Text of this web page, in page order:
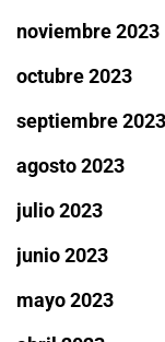
noviembre 2023
octubre 2023
septiembre 2023
agosto 2023
julio 2023
junio 2023
mayo 2023